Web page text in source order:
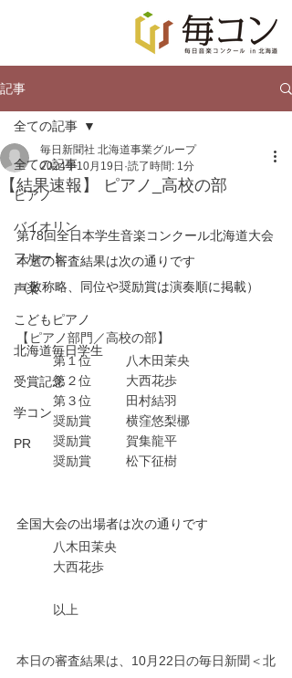
記事
全ての記事
ピアノ
バイオリン
フルート
声楽
こどもピアノ
北海道毎日学生
受賞記念
学コン
PR
全ての記事
【結果速報】 ピアノ_高校の部
毎日新聞社 北海道事業グループ
2024年10月19日 読了時間: 1分
第78回全日本学生音楽コンクール北海道大会
本選の審査結果は次の通りです
（敬称略、同位や奨励賞は演奏順に掲載）
【ピアノ部門／高校の部】
第１位	八木田茉央
	第２位	大西花歩
	第３位	田村結羽
	奨励賞	横窪悠梨梛
	奨励賞	賀集龍平
	奨励賞	松下征樹
全国大会の出場者は次の通りです
八木田茉央
大西花歩
以上
本日の審査結果は、10月22日の毎日新聞＜北